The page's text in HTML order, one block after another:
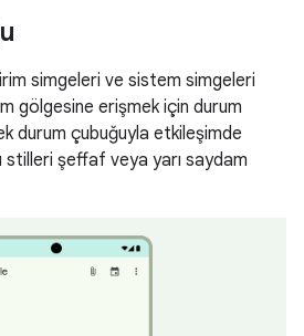
simgeleri ve sistem simgeleri
gölgesine erişmek için durum
durum çubuğuyla etkileşimde
stilleri şeffaf veya yarı saydam